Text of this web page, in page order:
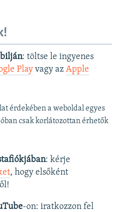
: töltse le ingyenes
Playvagy az Apple
érdekében a weboldal egyes
csak korlátozottan érhetők
: kérje
, hogy elsőként
-on: iratkozzon fel